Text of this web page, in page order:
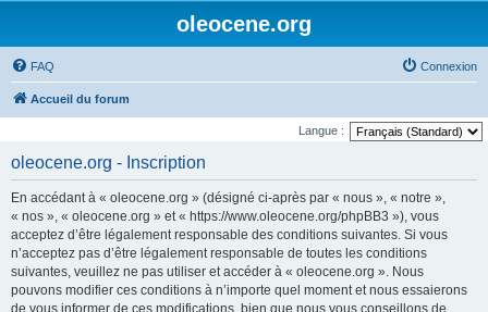
oleocene.org
FAQ Connexion
Accueil du forum
Langue :
oleocene.org - Inscription
En accédant à « oleocene.org » (désigné ci-après par « nous », « notre »,
« nos », « oleocene.org » et « https://www.oleocene.org/phpBB3 »), vous
acceptez d’être légalement responsable des conditions suivantes. Si vous
n’acceptez pas d’être légalement responsable de toutes les conditions
suivantes, veuillez ne pas utiliser et accéder à « oleocene.org ». Nous
pouvons modifier ces conditions à n’importe quel moment et nous essaierons
de vous informer de ces modifications, bien que nous vous conseillons de